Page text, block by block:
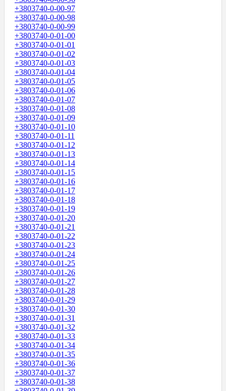
+3803740-0-00-97
+3803740-0-00-98
+3803740-0-00-99
+3803740-0-01-00
+3803740-0-01-01
+3803740-0-01-02
+3803740-0-01-03
+3803740-0-01-04
+3803740-0-01-05
+3803740-0-01-06
+3803740-0-01-07
+3803740-0-01-08
+3803740-0-01-09
+3803740-0-01-10
+3803740-0-01-11
+3803740-0-01-12
+3803740-0-01-13
+3803740-0-01-14
+3803740-0-01-15
+3803740-0-01-16
+3803740-0-01-17
+3803740-0-01-18
+3803740-0-01-19
+3803740-0-01-20
+3803740-0-01-21
+3803740-0-01-22
+3803740-0-01-23
+3803740-0-01-24
+3803740-0-01-25
+3803740-0-01-26
+3803740-0-01-27
+3803740-0-01-28
+3803740-0-01-29
+3803740-0-01-30
+3803740-0-01-31
+3803740-0-01-32
+3803740-0-01-33
+3803740-0-01-34
+3803740-0-01-35
+3803740-0-01-36
+3803740-0-01-37
+3803740-0-01-38